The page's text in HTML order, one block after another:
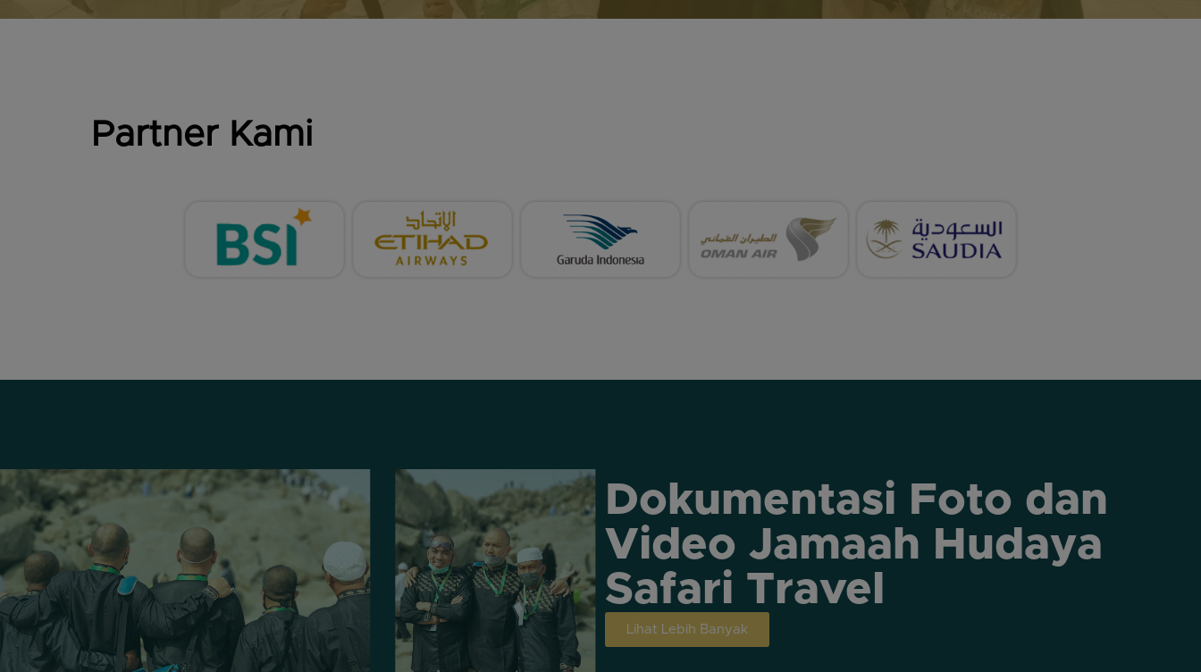
Partner Kami
Dokumentasi Foto dan
Video Jamaah Hudaya
Safari Travel
Lihat Lebih Banyak